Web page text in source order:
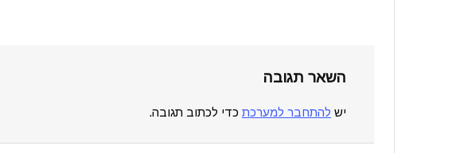
השאר תגובה
יש להתחבר למערכת כדי לכתוב תגובה.